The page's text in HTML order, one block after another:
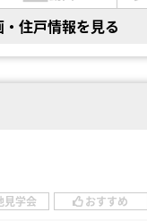
・住戸情報を見る
見学会 おすすめ